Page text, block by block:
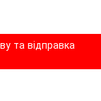
та відправка